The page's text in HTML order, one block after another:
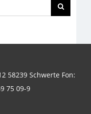
58239 Schwerte Fon:
75 09-9